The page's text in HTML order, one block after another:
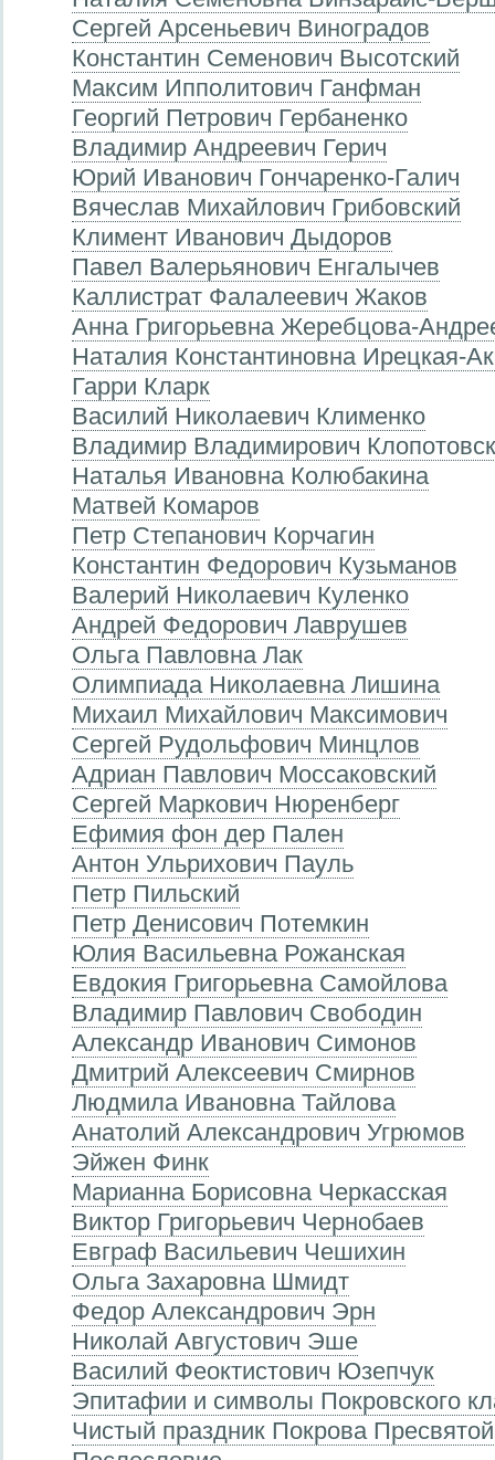
Сергей Арсеньевич Виноградов
Константин Семенович Высотский
Максим Ипполитович Ганфман
Георгий Петрович Гербаненко
Владимир Андреевич Герич
Юрий Иванович Гончаренко-Галич
Вячеслав Михайлович Грибовский
Климент Иванович Дыдоров
Павел Валерьянович Енгалычев
Каллистрат Фалалеевич Жаков
Анна Григорьевна Жеребцова-
Наталия Константиновна Ирецкая-
Гарри Кларк
Василий Николаевич Клименко
Владимир Владимирович
Наталья Ивановна Колюбакина
Матвей Комаров
Петр Степанович Корчагин
Константин Федорович Кузьманов
Валерий Николаевич Куленко
Андрей Федорович Лаврушев
Ольга Павловна Лак
Олимпиада Николаевна Лишина
Михаил Михайлович Максимович
Сергей Рудольфович Минцлов
Адриан Павлович Моссаковский
Сергей Маркович Нюренберг
Ефимия фон дер Пален
Антон Ульрихович Пауль
Петр Пильский
Петр Денисович Потемкин
Юлия Васильевна Рожанская
Евдокия Григорьевна Самойлова
Владимир Павлович Свободин
Александр Иванович Симонов
Дмитрий Алексеевич Смирнов
Людмила Ивановна Тайлова
Анатолий Александрович Угрюмов
Эйжен Финк
Марианна Борисовна Черкасская
Виктор Григорьевич Чернобаев
Евграф Васильевич Чешихин
Ольга Захаровна Шмидт
Федор Александрович Эрн
Николай Августович Эше
Василий Феоктистович Юзепчук
Эпитафии и символы Покровского
Чистый праздник Покрова